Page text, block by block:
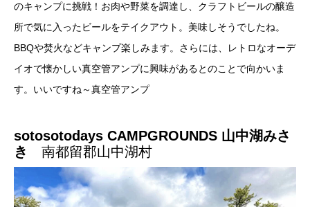
のキャンプに挑戦！お肉や野菜を調達し、クラフトビールの醸造
所で気に入ったビールをテイクアウト。美味しそうでしたね。
BBQや焚火などキャンプ楽しみます。さらには、レトロなオーデ
イオで懐かしい真空管アンプに興味があるとのことで向かいま
す。いいですね～真空管アンプ
sotosotodays CAMPGROUNDS 山中湖みさ
き
南都留郡山中湖村